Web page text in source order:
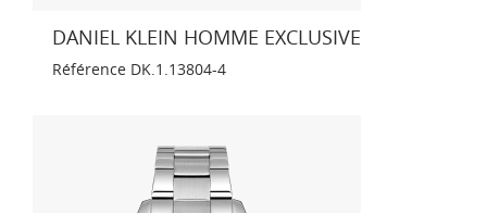
DANIEL KLEIN HOMME EXCLUSIVE
Référence DK.1.13804-4